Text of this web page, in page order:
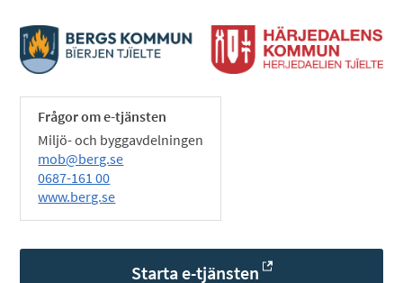
Frågor om e-tjänsten
Miljö- och byggavdelningen
mob@berg.se
0687-161 00
www.berg.se
Starta e-tjänsten